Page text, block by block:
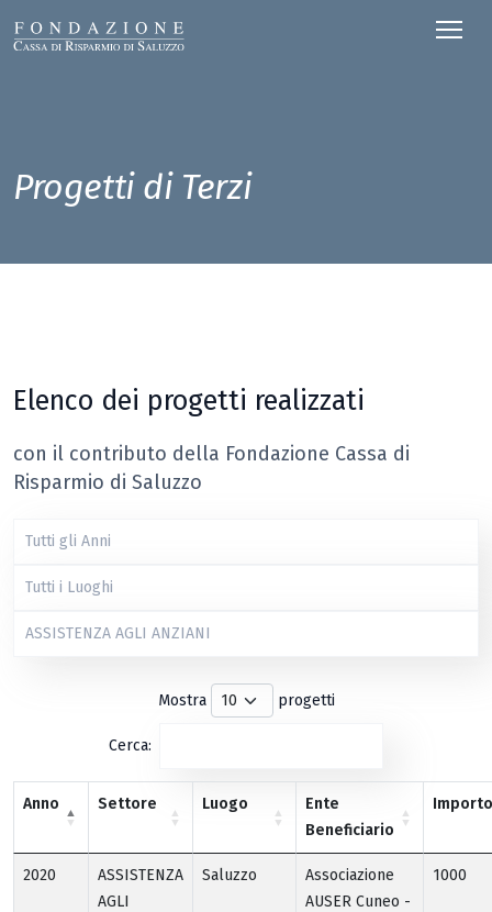
Progetti di Terzi
Elenco dei progetti realizzati
con il contributo della Fondazione Cassa di
Risparmio di Saluzzo
Mostra progetti
Cerca:
Anno Settore Luogo
Ente
Beneficiario
Importo
2020
ASSISTENZA
AGLI
Saluzzo
Associazione
AUSER Cuneo -
1000